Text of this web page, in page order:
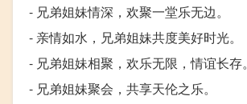
- 兄弟姐妹情深，欢聚一堂乐无边。
- 亲情如水，兄弟姐妹共度美好时光。
- 兄弟姐妹相聚，欢乐无限，情谊长存。
- 兄弟姐妹聚会，共享天伦之乐。